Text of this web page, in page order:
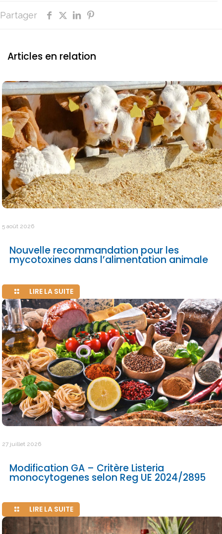
Partager
Articles en relation
5 août 2026
Nouvelle recommandation pour les
mycotoxines dans l’alimentation animale
LIRE LA SUITE
27 juillet 2026
Modification GA – Critère Listeria
monocytogenes selon Reg UE 2024/2895
LIRE LA SUITE